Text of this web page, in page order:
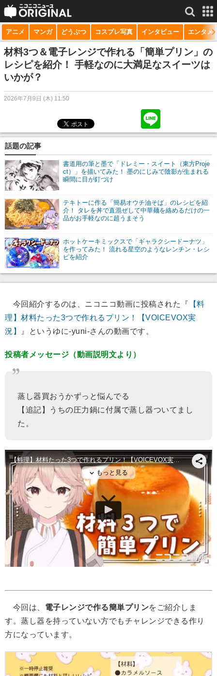
サービス一覧 もっと見る
niconico
動画
生放送
マンガ
ニコニコQ
アニメ マンガ どうぶつ コスプレ写真 インタビュー エンタメ
材料3つ＆電子レンジで作れる「簡単プリン」の
レシピを紹介！ 手軽なのに大満足なスイーツは
いかが？
2026年7月9日 (木) 11:50
話題の記事
書道用の筆と墨で「ドレミー・スイート（東方Proje
ct）」を描いてみた！ 墨のにじみで陰影が生まれる
瞬間に目が釘づけ
テキトーに作る「簡易オウチ油そば」のレシピを紹
介！ タレを丼で直混ぜして中華麺を絡めるだけの一
品がお手軽なのに超うまそう
ホットケーキミックスで「ギャラクシードーナツ」
を作ってみた！ 流れる星空のようなレンチン・レシ
ピを紹介
今回紹介するのは、ニコニコ動画に投稿された『 【料
理】材料たった3つで作れるプリン！【VOICEVOX実
況】
』というゆに-yuni-さんの動画です。
投稿者メッセージ（動画説明文より）
蒸し器買おうかずっと悩んでる
【追記】うちの圧力鍋に付属で蒸し器ついてまし
た。
今回は、 電子レンジで作る簡単プリンをご紹介しま
す。蒸し器を持っていない方でもチャレンジできる作り
方になっています。